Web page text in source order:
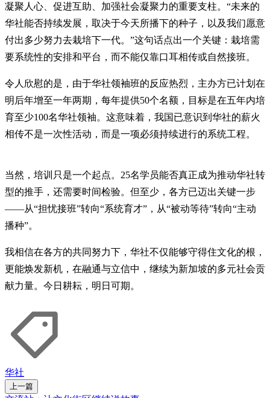
凝聚人心、促进互助、加强社会凝聚力的重要支柱。“未来的
华社能否持续发展，取决于今天所播下的种子，以及我们愿意
付出多少努力去栽培下一代。”这句话点出一个关键：栽培需
要系统性的安排和平台，而不能仅靠口耳相传或自然接班。
令人欣慰的是，由于华社领袖班的反应热烈，主办方已计划在
明后年增至一年两期，每年提供50个名额，目标是在五年内培
育至少100名华社领袖。这意味着，我国已意识到华社的薪火
相传不是一次性活动，而是一项必须持续进行的系统工程。
当然，培训只是一个起点。25名学员能否真正成为推动华社转
型的推手，还需要时间检验。但至少，各方已迈出关键一步
——从“担忧接班”转向“系统育才”，从“被动等待”转向“主动
播种”。
我相信在各方的共同努力下，华社不仅能够守得住文化的根，
更能焕发新机，在融通与立信中，继续为新加坡的多元社会贡
献力量。今日耕耘，明日可期。
华社
上一篇